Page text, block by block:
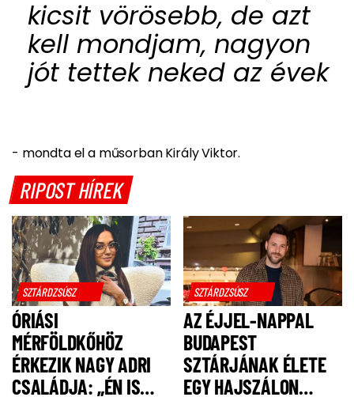
kicsit vörösebb, de azt
kell mondjam, nagyon
jót tettek neked az évek
- mondta el a műsorban Király Viktor.
RIPOST HÍREK
SZTÁRDZSÚSZ
ÓRIÁSI
MÉRFÖLDKŐHÖZ
ÉRKEZIK NAGY ADRI
CSALÁDJA: „ÉN IS
SZTÁRDZSÚSZ
AZ ÉJJEL-NAPPAL
BUDAPEST
SZTÁRJÁNAK ÉLETE
EGY HAJSZÁLON